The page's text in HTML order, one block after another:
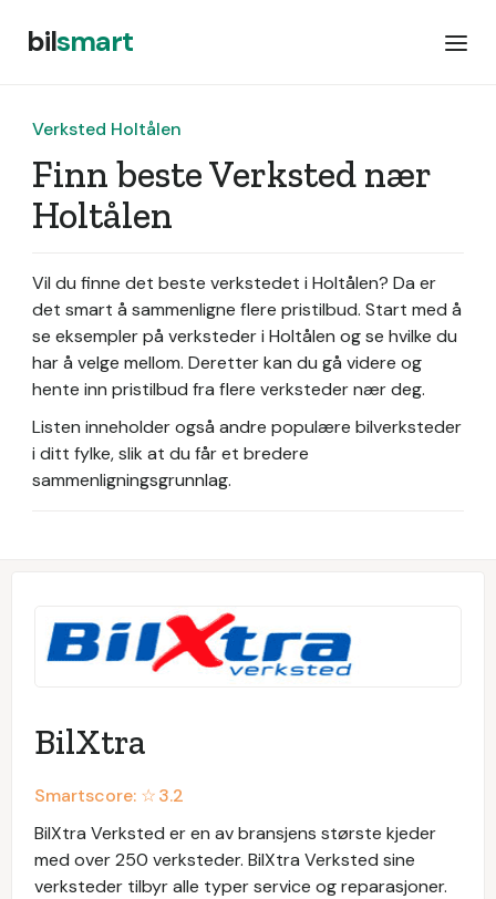
bilsmart
Verksted Holtålen
Finn beste Verksted nær
Holtålen
Vil du finne det beste verkstedet i Holtålen? Da er
det smart å sammenligne flere pristilbud. Start med å
se eksempler på verksteder i Holtålen og se hvilke du
har å velge mellom. Deretter kan du gå videre og
hente inn pristilbud fra flere verksteder nær deg.
Listen inneholder også andre populære bilverksteder
i ditt fylke, slik at du får et bredere
sammenligningsgrunnlag.
BilXtra
Smartscore: ☆3.2
BilXtra Verksted er en av bransjens største kjeder
med over 250 verksteder. BilXtra Verksted sine
verksteder tilbyr alle typer service og reparasjoner.